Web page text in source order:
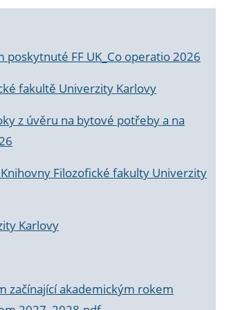
FF UK_Co operatio 2026
fakultě Univerzity Karlovy
z úvěru na bytové potřeby a na
Filozofické fakulty Univerzity
Karlovy
začínající akademickým rokem